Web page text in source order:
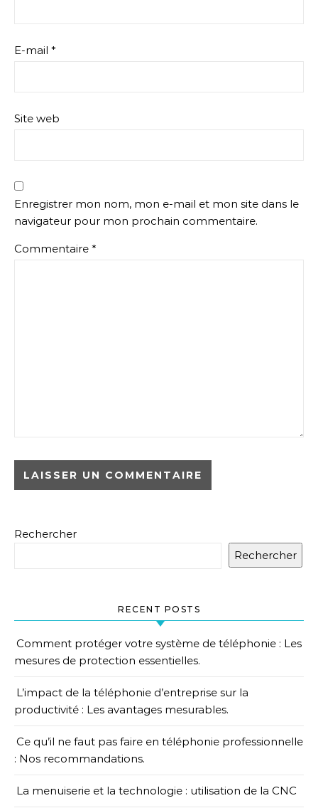
E-mail *
Site web
Enregistrer mon nom, mon e-mail et mon site dans le
navigateur pour mon prochain commentaire.
Commentaire *
Rechercher
Rechercher
RECENT POSTS
Comment protéger votre système de téléphonie : Les
mesures de protection essentielles.
L’impact de la téléphonie d’entreprise sur la
productivité : Les avantages mesurables.
Ce qu’il ne faut pas faire en téléphonie professionnelle
: Nos recommandations.
La menuiserie et la technologie : utilisation de la CNC